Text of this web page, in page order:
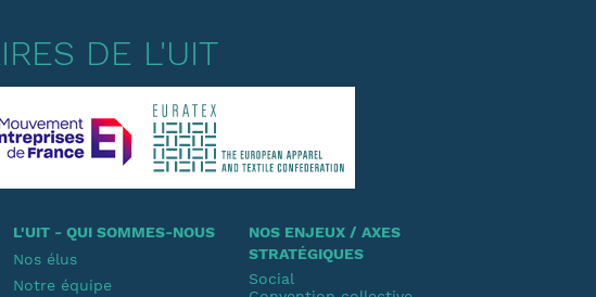
DE L'UIT
L'UIT - QUI SOMMES-NOUS
Nos élus
Notre équipe
NOS ENJEUX / AXES
STRATÉGIQUES
Social